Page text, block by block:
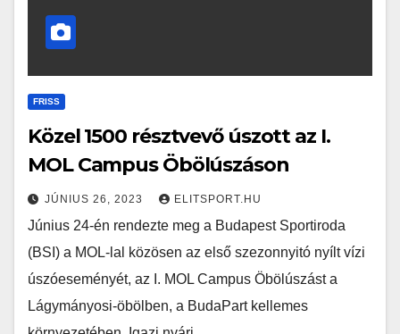
FRISS
Közel 1500 résztvevő úszott az I.
MOL Campus Öbölúszáson
JÚNIUS 26, 2023 ELITSPORT.HU
Június 24-én rendezte meg a Budapest Sportiroda
(BSI) a MOL-lal közösen az első szezonnyitó nyílt vízi
úszóeseményét, az I. MOL Campus Öbölúszást a
Lágymányosi-öbölben, a BudaPart kellemes